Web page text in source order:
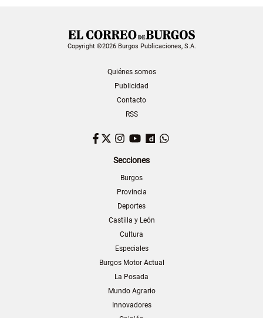
Copyright ©2026 Burgos Publicaciones, S.A.
Quiénes somos
Publicidad
Contacto
RSS
Facebook
TwitterInstagram
YouTubeDailymotion
Secciones
Burgos
Provincia
Deportes
Castilla y León
Cultura
Especiales
Burgos Motor Actual
La Posada
Mundo Agrario
Innovadores